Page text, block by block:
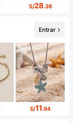
S/28.39
Entrar
S/11.94